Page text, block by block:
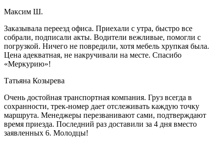
Максим Ш.
Заказывала переезд офиса. Приехали с утра, быстро все
собрали, подписали акты. Водители вежливые, помогли с
погрузкой. Ничего не повредили, хотя мебель хрупкая была.
Цена адекватная, не накручивали на месте. Спасибо
«Меркурию»!
Татьяна Козырева
Очень достойная транспортная компания. Груз всегда в
сохранности, трек-номер дает отслеживать каждую точку
маршрута. Менеджеры перезванивают сами, подтверждают
время приезда. Последний раз доставили за 4 дня вместо
заявленных 6. Молодцы!